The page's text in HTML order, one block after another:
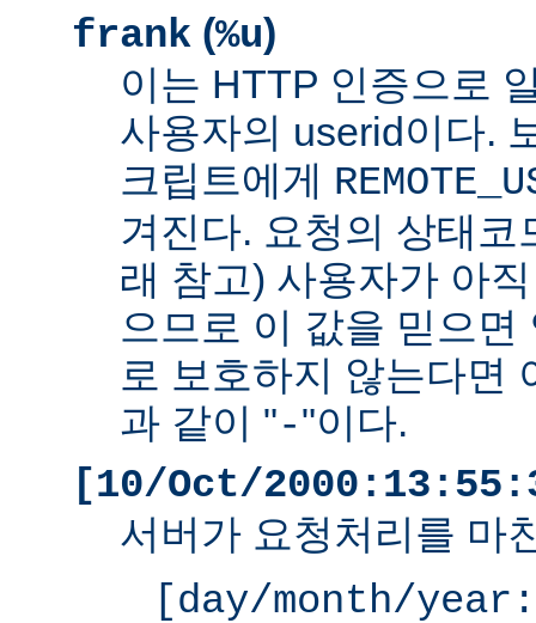
frank (%u)
이는 HTTP 인증으로
사용자의 userid이다.
크립트에게
겨진다. 요청의 상태코
래 참고) 사용자가 아
으므로 이 값을 믿으면
로 보호하지 않는다면
과 같이 "-"이다.
[10/Oct/
서버가 요청처리를 마
[day/month/